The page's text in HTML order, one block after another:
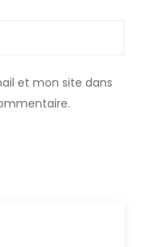
et mon site dans